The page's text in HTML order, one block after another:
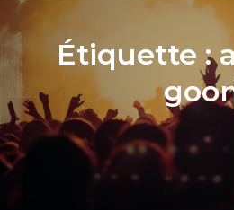
Étiquette :